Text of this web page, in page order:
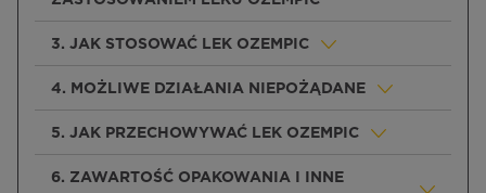
3. JAK STOSOWAĆ LEK OZEMPIC
4. MOŻLIWE DZIAŁANIA NIEPOŻĄDANE
5. JAK PRZECHOWYWAĆ LEK OZEMPIC
6. ZAWARTOŚĆ OPAKOWANIA I INNE